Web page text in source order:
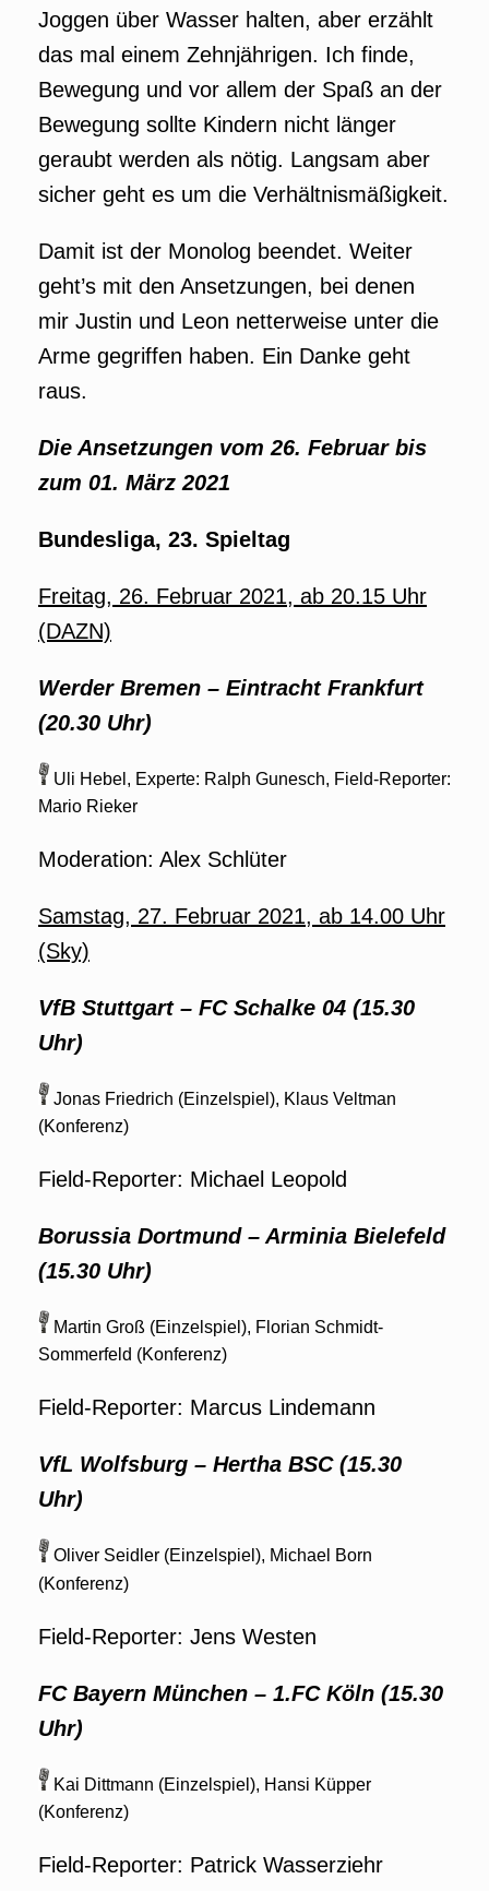
Joggen über Wasser halten, aber erzählt
das mal einem Zehnjährigen. Ich finde,
Bewegung und vor allem der Spaß an der
Bewegung sollte Kindern nicht länger
geraubt werden als nötig. Langsam aber
sicher geht es um die Verhältnismäßigkeit.
Damit ist der Monolog beendet. Weiter
geht’s mit den Ansetzungen, bei denen
mir Justin und Leon netterweise unter die
Arme gegriffen haben. Ein Danke geht
raus.
Die Ansetzungen vom 26. Februar bis
zum 01. März 2021
Bundesliga, 23. Spieltag
Freitag, 26. Februar 2021, ab 20.15 Uhr
(DAZN)
Werder Bremen – Eintracht Frankfurt
(20.30 Uhr)
Uli Hebel, Experte: Ralph Gunesch, Field-Reporter:
Mario Rieker
Moderation: Alex Schlüter
Samstag, 27. Februar 2021, ab 14.00 Uhr
(Sky)
VfB Stuttgart – FC Schalke 04 (15.30
Uhr)
Jonas Friedrich (Einzelspiel), Klaus Veltman
(Konferenz)
Field-Reporter: Michael Leopold
Borussia Dortmund – Arminia Bielefeld
(15.30 Uhr)
Martin Groß (Einzelspiel), Florian Schmidt-
Sommerfeld (Konferenz)
Field-Reporter: Marcus Lindemann
VfL Wolfsburg – Hertha BSC (15.30
Uhr)
Oliver Seidler (Einzelspiel), Michael Born
(Konferenz)
Field-Reporter: Jens Westen
FC Bayern München – 1.FC Köln (15.30
Uhr)
Kai Dittmann (Einzelspiel), Hansi Küpper
(Konferenz)
Field-Reporter: Patrick Wasserziehr